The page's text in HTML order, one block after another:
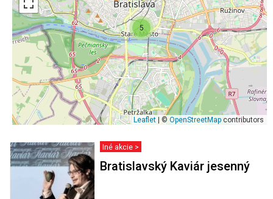
5
Leaflet | © OpenStreetMap contributors
Iné akcie >
Bratislavský Kaviár jesenný